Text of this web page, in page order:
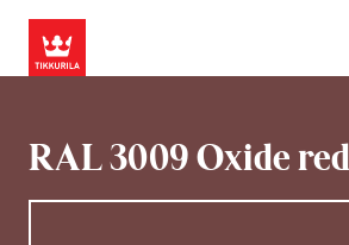
RAL 3009 Oxide red